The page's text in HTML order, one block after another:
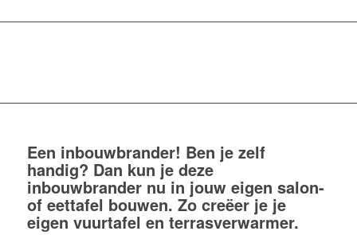
Een inbouwbrander! Ben je zelf
handig? Dan kun je deze
inbouwbrander nu in jouw eigen salon-
of eettafel bouwen. Zo creëer je je
eigen vuurtafel en terrasverwarmer.